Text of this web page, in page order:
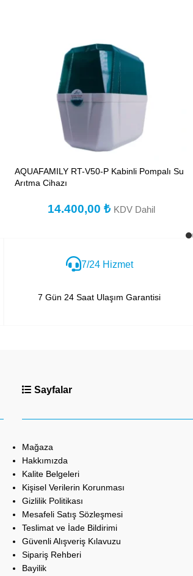
AQUAFAMILY RT-V50-P Kabinli Pompalı Su
Arıtma Cihazı
14.400,00₺ KDV Dahil
7/24 Hizmet
7 Gün 24 Saat Ulaşım Garantisi
Sayfalar
Mağaza
Hakkımızda
Kalite Belgeleri
Kişisel Verilerin Korunması
Gizlilik Politikası
Mesafeli Satış Sözleşmesi
Teslimat ve İade Bildirimi
Güvenli Alışveriş Kılavuzu
Sipariş Rehberi
Bayilik